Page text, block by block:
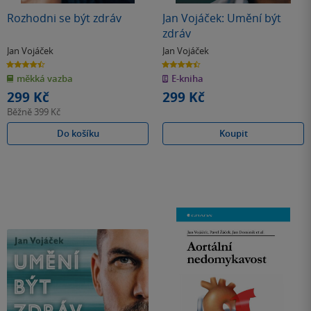
Rozhodni se být zdráv
Jan Vojáček
4.5
z
5
hvězdiček
měkká vazba
299 Kč
Běžně 399 Kč
Do košíku
Jan Vojáček: Umění být
zdráv
Jan Vojáček
4.4
z
5
hvězdiček
E-kniha
299 Kč
Koupit